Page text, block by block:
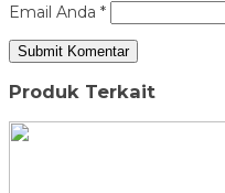
Email Anda *
Produk Terkait